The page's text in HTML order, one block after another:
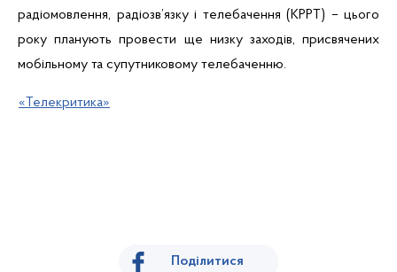
радіомовлення, радіозв’язку і телебачення (КРРТ) – цього
року планують провести ще низку заходів, присвячених
мобільному та супутниковому телебаченню.
«Телекритика»
Поділитися